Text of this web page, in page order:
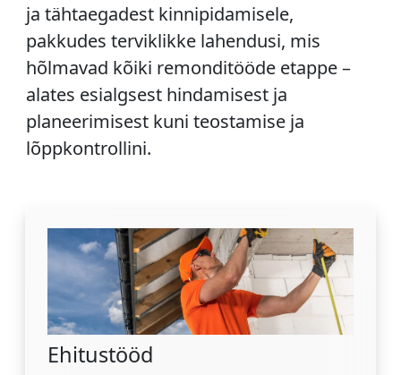
ja tähtaegadest kinnipidamisele,
pakkudes terviklikke lahendusi, mis
hõlmavad kõiki remonditööde etappe –
alates esialgsest hindamisest ja
planeerimisest kuni teostamise ja
lõppkontrollini.
Ehitustööd